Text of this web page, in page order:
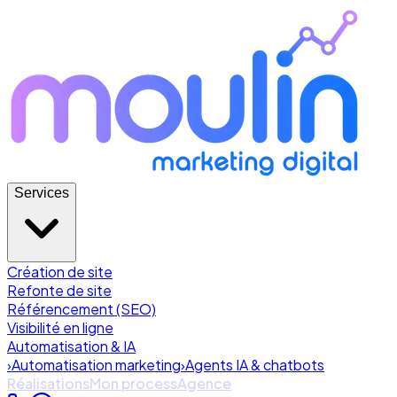
Services
Création de site
Refonte de site
Référencement (SEO)
Visibilité en ligne
Automatisation & IA
›Automatisation marketing›Agents IA & chatbots
RéalisationsMon processAgence